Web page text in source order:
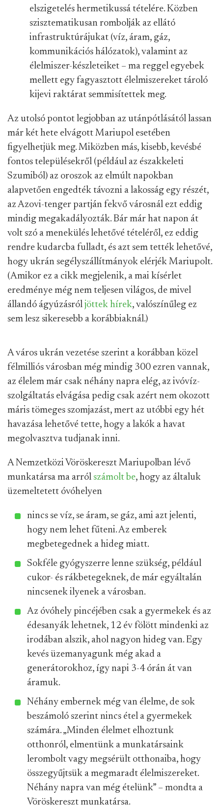
elszigetelés hermetikussá tételére. Közben
szisztematikusan rombolják az ellátó
infrastruktúrájukat (víz, áram, gáz,
kommunikációs hálózatok), valamint az
élelmiszer-készleteiket – ma reggel egyebek
mellett egy fagyasztott élelmiszereket tároló
kijevi raktárat semmisítettek meg.
Az utolsó pontot legjobban az utánpótlásától lassan
már két hete elvágott Mariupol esetében
figyelhetjük meg. Miközben más, kisebb, kevésbé
fontos településekről (például az északkeleti
Szumiból) az oroszok az elmúlt napokban
alapvetően engedték távozni a lakosság egy részét,
az Azovi-tenger partján fekvő városnál ezt eddig
mindig megakadályozták. Bár már hat napon át
volt szó a menekülés lehetővé tételéről, ez eddig
rendre kudarcba fulladt, és azt sem tették lehetővé,
hogy ukrán segélyszállítmányok elérjék Mariupolt.
(Amikor ez a cikk megjelenik, a mai kísérlet
eredménye még nem teljesen világos, de mivel
állandó ágyúzásról jöttek hírek, valószínűleg ez
sem lesz sikeresebb a korábbiaknál.)
A város ukrán vezetése szerint a korábban közel
félmilliós városban még mindig 300 ezren vannak,
az élelem már csak néhány napra elég, az ivóvíz-
szolgáltatás elvágása pedig csak azért nem okozott
máris tömeges szomjazást, mert az utóbbi egy hét
havazása lehetővé tette, hogy a lakók a havat
megolvasztva tudjanak inni.
A Nemzetközi Vöröskereszt Mariupolban lévő
munkatársa ma arról számolt be, hogy az általuk
üzemeltetett óvóhelyen
nincs se víz, se áram, se gáz, ami azt jelenti,
hogy nem lehet fűteni. Az emberek
megbetegednek a hideg miatt.
Sokféle gyógyszerre lenne szükség, például
cukor- és rákbetegeknek, de már egyáltalán
nincsenek ilyenek a városban.
Az óvóhely pincéjében csak a gyermekek és az
édesanyák lehetnek, 12 év fölött mindenki az
irodában alszik, ahol nagyon hideg van. Egy
kevés üzemanyagunk még akad a
generátorokhoz, így napi 3-4 órán át van
áramuk.
Néhány embernek még van élelme, de sok
beszámoló szerint nincs étel a gyermekek
számára. „Minden élelmet elhoztunk
otthonról, elmentünk a munkatársaink
lerombolt vagy megsérült otthonaiba, hogy
összegyűjtsük a megmaradt élelmiszereket.
Néhány napra van még ételünk” – mondta a
Vöröskereszt munkatársa.